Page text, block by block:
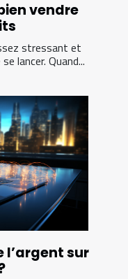
vendre
stressant et
lancer. Quand...
l’argent sur